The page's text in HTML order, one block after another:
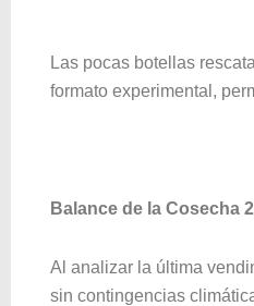
Las pocas botellas
formato experimental,
Balance de la Cosecha
Al analizar la última
sin contingencias